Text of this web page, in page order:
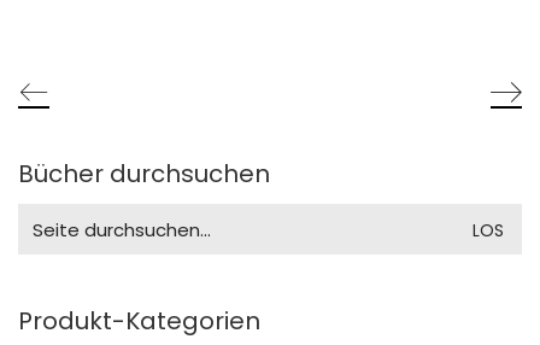
Bücher durchsuchen
for:
Produkt-Kategorien